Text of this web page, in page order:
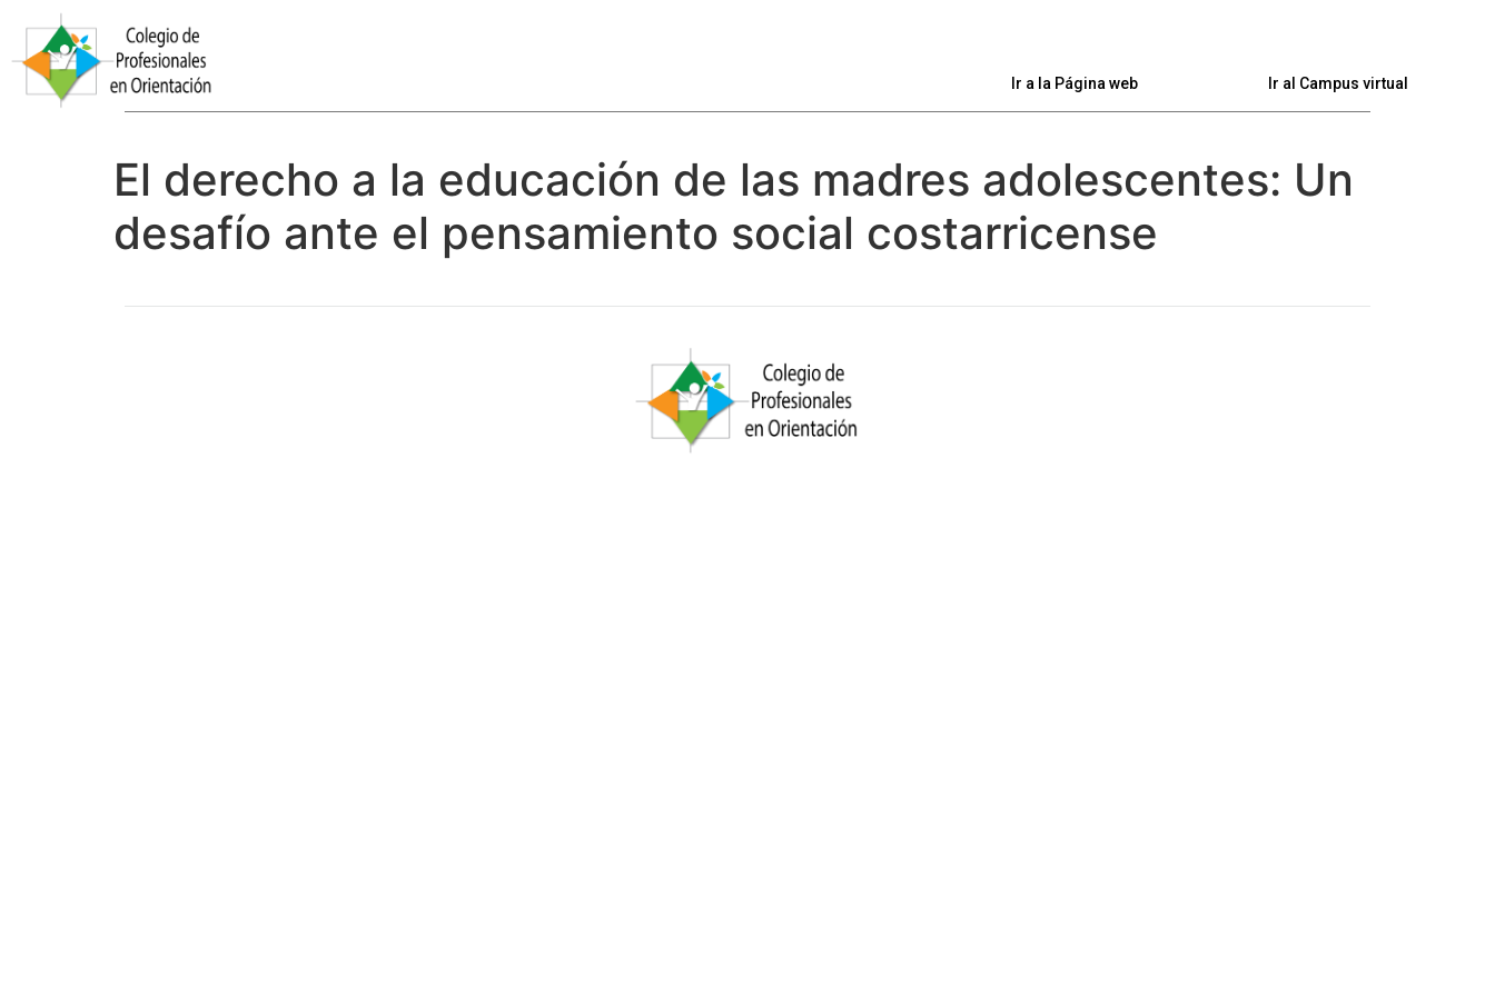
Ir a la Página web Ir al Campus virtual
El derecho a la educación de las madres adolescentes: Un
desafío ante el pensamiento social costarricense